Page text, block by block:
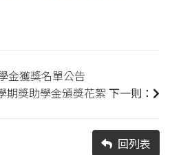
金獲獎名單公告
期獎助學金頒獎花絮 下一則：
回列表